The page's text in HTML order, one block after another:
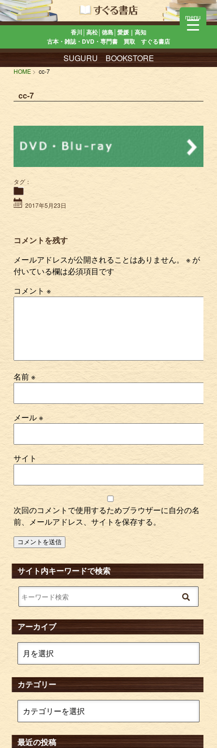
香川│高松│徳島│愛媛｜高知
古本・雑誌・DVD・専門書 買取 すぐる書店
SUGURU BOOKSTORE
HOME cc-7
cc-7
タグ：
2017年5月23日
コメントを残す
メールアドレスが公開されることはありません。
※ が
付いている欄は必須項目です
コメント※
名前※
メール※
サイト
次回のコメントで使用するためブラウザーに自分の名
前、メールアドレス、サイトを保存する。
サイト内キーワードで検索
アーカイブ
カテゴリー
最近の投稿
menu